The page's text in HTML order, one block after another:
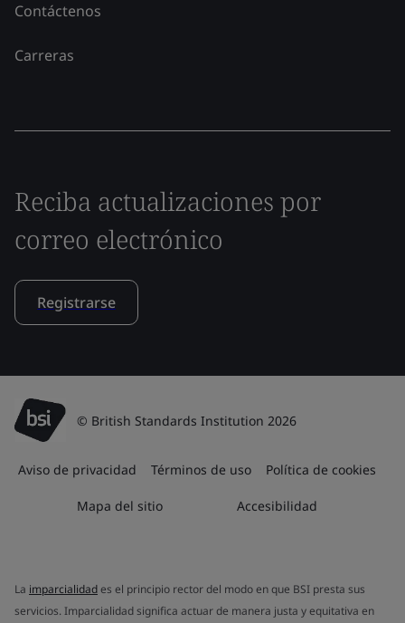
Contáctenos
Carreras
Reciba actualizaciones por
correo electrónico
Registrarse
© British Standards Institution 2026
Aviso de privacidad Términos de uso Política de cookies
Mapa del sitio Accesibilidad
La imparcialidades el principio rector del modo en que BSI presta sus
servicios. Imparcialidad significa actuar de manera justa y equitativa en